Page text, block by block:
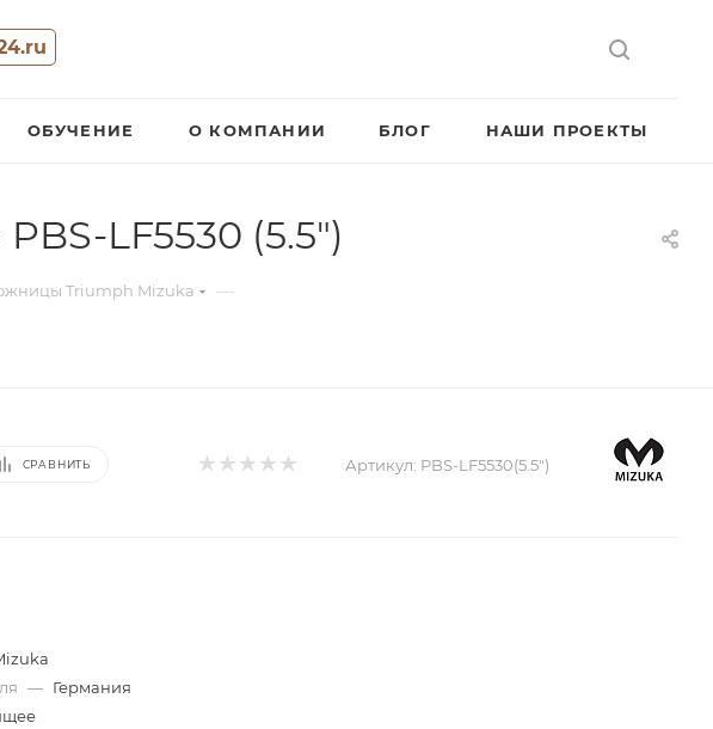
ОБУЧЕНИЕ О КОМПАНИИ БЛОГ НАШИ ПРОЕКТЫ
LF5530 (5.5")
Triumph Mizuka —
СРАВНИТЬ Артикул: PBS-LF5530(5.5")
— Германия